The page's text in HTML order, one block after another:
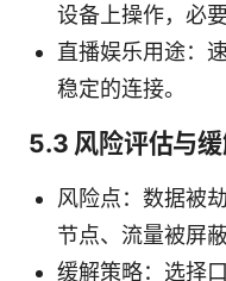
设备上操作，必
直播娱乐用途：
稳定的连接。
5.3 风险评估与
风险点：数据被
节点、流量被屏
缓解策略：选择